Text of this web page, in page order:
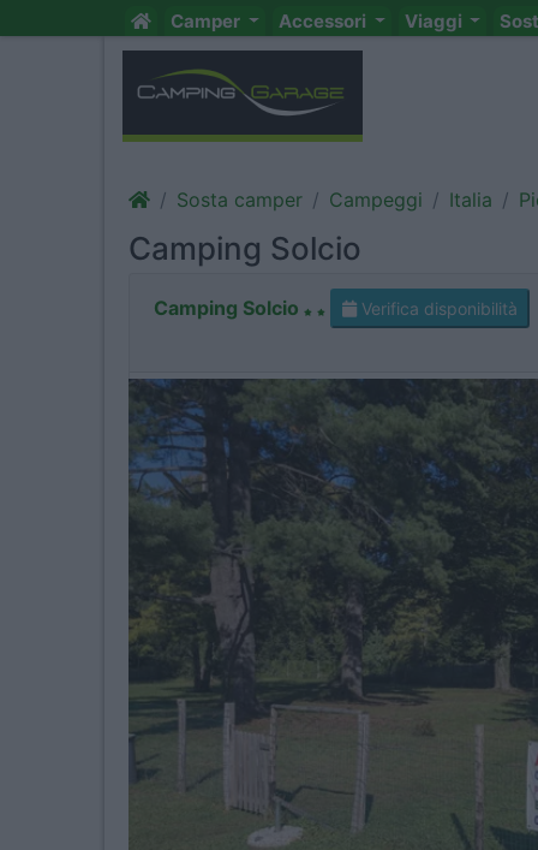
Camper Accessori Viaggi
Sosta camper Campeggi Italia
Camping Solcio
Camping Solcio Verifica disponibilità